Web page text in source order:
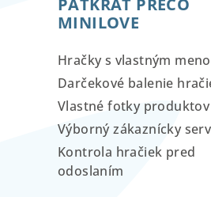
MINILOVE
Hračky s vlastným
Darčekové balenie
Vlastné fotky produktov
Výborný zákaznícky
Kontrola hračiek pred
odoslaním